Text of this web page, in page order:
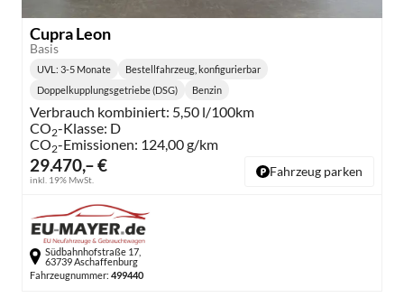
Cupra Leon
Basis
29.470,– €
inkl. 19% MwSt.
Lieferzeit:
UVL : 3-5 Monate Bestellfahrzeug, konfigurierbar
Getriebe:
Doppelkupplungsgetriebe (DSG)
Kraftstoff:
Benzin
Verbrauch kombiniert: 5,50 l/100km
CO2-Klasse: D
CO2-Emissionen: 124,00 g/km
Fahrzeug parken
Südbahnhofstraße 17,
63739 Aschaffenburg
Fahrzeugnummer: 499440